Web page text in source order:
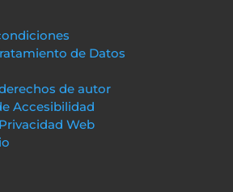
de Datos
de autor
Accesibilidad
Web